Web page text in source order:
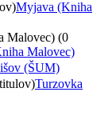
Myjava (Kniha
Malovec) (0
Malovec)
(ŠUM)
Turzovka